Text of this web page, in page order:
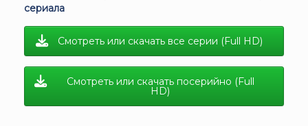
сериала
Смотреть или скачать все серии (Full HD)
Смотреть или скачать посерийно (Full
HD)